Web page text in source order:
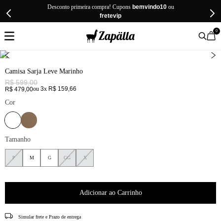
Desconto primeira compra! Cupons bemvindo10ou
fretevip
0
Camisa Sarja Leve Marinho
R$ 599,00
R$ 479,00ou 3x R$ 159,66
Cor
Tamanho
P M G GG X
Adicionar ao Carrinho
CEP